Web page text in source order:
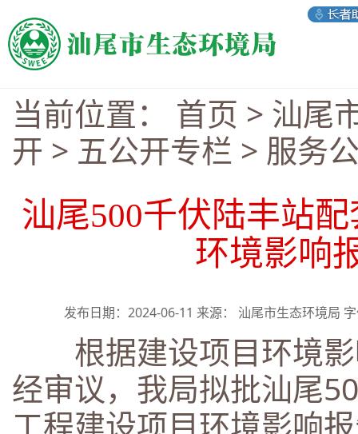
当前位置： 首页 > 汕尾
开 > 五公开专栏 > 服务
汕尾500千伏陆丰站
环境影响
发布日期：2024-06-11 来源： 汕尾市生态环境局
根据建设项目环境影
经审议，我局拟批汕尾
工程建设项目环境影响